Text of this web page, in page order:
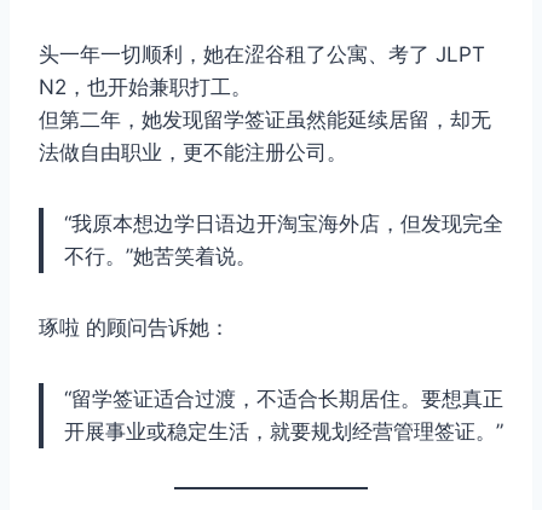
头一年一切顺利，她在涩谷租了公寓、考了 JLPT
N2，也开始兼职打工。
但第二年，她发现留学签证虽然能延续居留，却无
法做自由职业，更不能注册公司。
“我原本想边学日语边开淘宝海外店，但发现完全
不行。”她苦笑着说。
琢啦 的顾问告诉她：
“留学签证适合过渡，不适合长期居住。要想真正
开展事业或稳定生活，就要规划经营管理签证。”